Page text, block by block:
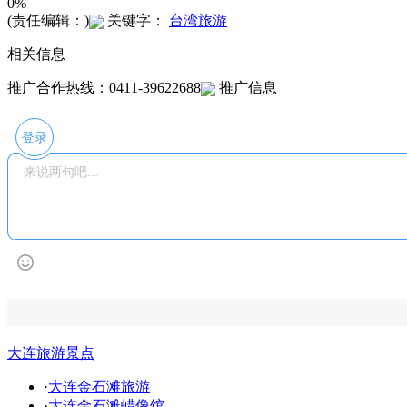
0%
(责任编辑：)
关键字： 台湾旅游
相关信息
推广合作热线：0411-39622688 推广信息
登录
大连旅游景点
·大连金石滩旅游